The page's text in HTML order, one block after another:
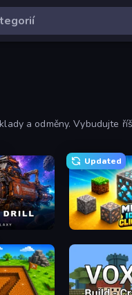
a odměny. Vybudujte
Updated
Mine Idle